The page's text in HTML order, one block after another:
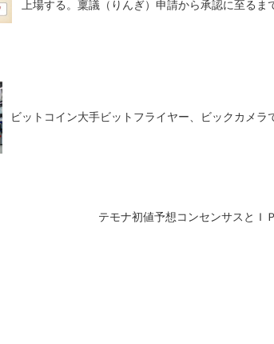
上場する。稟議（りんぎ）申請から承認に至るま
ビットコイン大手ビットフライヤー、ビックカメラ
テモナ初値予想コンセンサスとＩ